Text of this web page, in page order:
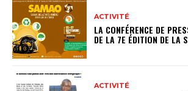
ACTIVITÉ
LA CONFÉRENCE DE
DE LA 7E ÉDITION DE LA
ACTIVITÉ